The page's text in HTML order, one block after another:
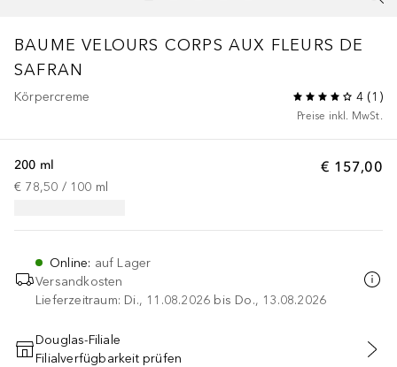
BAUME VELOURS CORPS AUX FLEURS DE
SAFRAN
Körpercreme 4 (1 )
Preise inkl. MwSt.
€ 157,00
200 ml
€ 78,50 / 100 ml
Online: auf Lager
Versandkosten
Lieferzeitraum: Di., 11.08.2026 bis Do., 13.08.2026
IN DEN WARENKORB
Douglas-Filiale
Filialverfügbarkeit prüfen